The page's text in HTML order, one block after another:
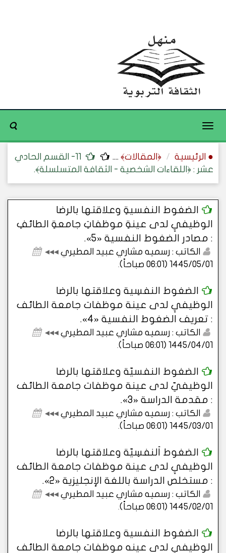
Toggle
● الرئيسية ﴿المقالات﴾ ....
11- القسم الحادي
عشر : ﴿اللقاءات الشخصية - الثقافة المتسلسلة﴾.
الضغوط النفسيةِ وعلاقتها بالرضا
الوظيفيِ لدى عينةِ موظفاتِ جامعةِ الطائفِ
: مصادر الضغوط النفسية «5».
الكاتب : رسميه مشاري عبيد المطيري ◂◂◂
1445/05/01 (06:01 صباحاً)
.
الضغوط النفسِية وعلاقتها بالرضا
الوظيفيِ لدى عينة موظفات جامعة الطائف
: تعريف الضغوط النفسية «4».
الكاتب : رسميه مشاري عبيد المطيري ◂◂◂
1445/04/01 (06:01 صباحاً)
.
الضغوط النفسيّة وعلاقتها بالرضا
الوظيفيّ لدى عينة موظفات جامعة الطائف
: مقدمة الدراسة «3».
الكاتب : رسميه مشاري عبيد المطيري ◂◂◂
1445/03/01 (06:01 صباحاً)
.
الضغوط اَلنفسِيّة وعلاقتها بالرضا
الوظيفيِ لدى عينة موظفات جامعة الطائف
: مستخلص الدراسة باللغة الإنجليزية «2».
الكاتب : رسميه مشاري عبيد المطيري ◂◂◂
1445/02/01 (06:01 صباحاً)
.
الضغوط النفسية وعلاقتها بالرضا
الوظيفي لدى عينه موظفات جامعة الطائف